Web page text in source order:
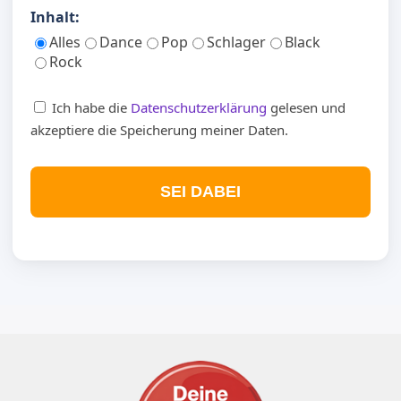
Inhalt:
Alles
Dance Pop Schlager
Black
Rock
Ich habe die Datenschutzerklärung gelesen und
akzeptiere die Speicherung meiner Daten.
SEI DABEI